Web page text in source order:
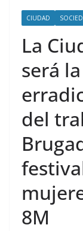
CIUDAD
La
será
del
8M